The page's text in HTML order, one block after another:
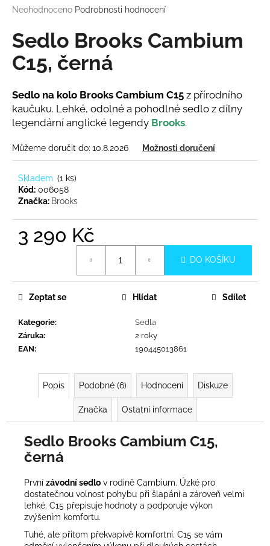
Průměrné
produktu
je
0,0
z
hvězdiček.
Neohodnoceno Podrobnosti hodnocení
Sedlo Brooks Cambium
C15, černá
Sedlo na kolo Brooks Cambium C15 z přírodního
kaučuku. Lehké, odolné a pohodlné sedlo z dílny
legendární anglické legendy Brooks.
Můžeme doručit do: 10.8.2026 Možnosti doručení
Skladem (1 ks)
Kód: 006058
Značka: Brooks
3 290 Kč
DO KOŠÍKU
Kategorie:
Sedla
Záruka:
2 roky
EAN: 190445013861
Zeptat se Hlídat Sdílet
Popis Podobné (6) Hodnocení Diskuze
Značka Ostatní informace
Sedlo Brooks Cambium C15,
černá
První závodní sedlo v rodině Cambium. Úzké pro
dostatečnou volnost pohybu při šlapání a zároveň velmi
lehké. C15 přepisuje hodnoty a podporuje výkon
zvýšením komfortu.
Tuhé, ale přitom překvapivě komfortní. C15 se vám
a
j
í
t
D
o
p
o
u
m
e